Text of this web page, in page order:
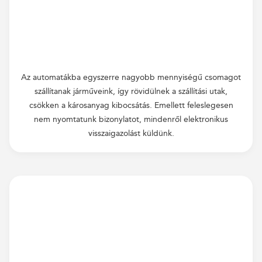
Az automatákba egyszerre nagyobb mennyiségű csomagot
szállítanak járműveink, így rövidülnek a szállítási utak,
csökken a károsanyag kibocsátás. Emellett feleslegesen
nem nyomtatunk bizonylatot, mindenről elektronikus
visszaigazolást küldünk.